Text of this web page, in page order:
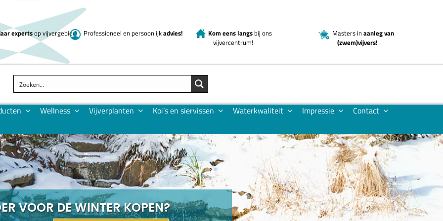
expertsop vijvergebied! Professioneel en persoonlijkadvies! Kom eens langs bij ons
vijvercentrum!
Masters inaanleg van
(zwem)vijvers!
Wellness Vijverplanten Koi’s en siervissen Waterkwaliteit Impressie
Contact
VOOR DE WINTER KOPEN?